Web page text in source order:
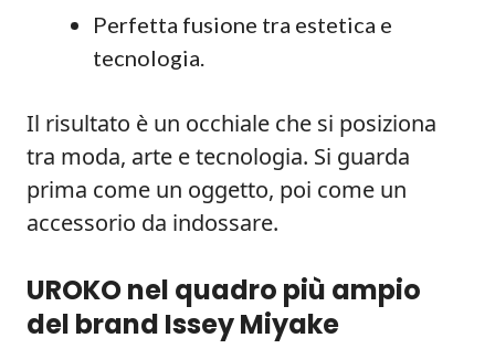
Perfetta fusione tra estetica e
tecnologia.
Il risultato è un occhiale che si posiziona
tra moda, arte e tecnologia. Si guarda
prima come un oggetto, poi come un
accessorio da indossare.
UROKO nel quadro più ampio
del brand Issey Miyake